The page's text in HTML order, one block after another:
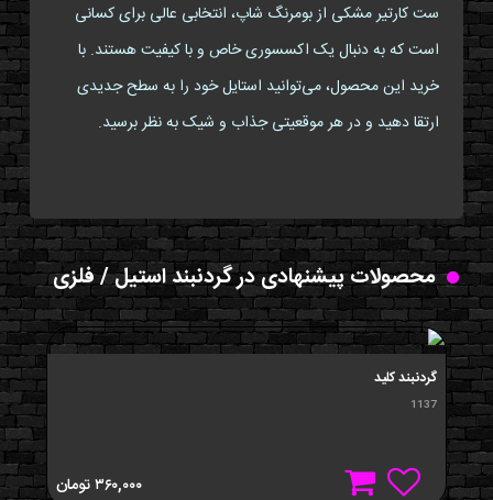
ست کارتیر مشکی از بومرنگ شاپ، انتخابی عالی برای کسانی
است که به دنبال یک اکسسوری خاص و با کیفیت هستند. با
خرید این محصول، می‌توانید استایل خود را به سطح جدیدی
ارتقا دهید و در هر موقعیتی جذاب و شیک به نظر برسید.
محصولات پیشنهادی در گردنبند استیل / فلزی
گردنبند کلید
1137
۳۶۰,۰۰۰تومان